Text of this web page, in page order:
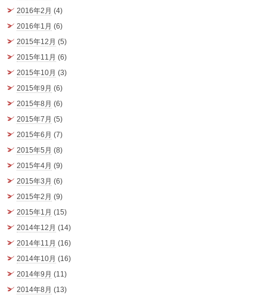
2016年2月 (4)
2016年1月 (6)
2015年12月 (5)
2015年11月 (6)
2015年10月 (3)
2015年9月 (6)
2015年8月 (6)
2015年7月 (5)
2015年6月 (7)
2015年5月 (8)
2015年4月 (9)
2015年3月 (6)
2015年2月 (9)
2015年1月 (15)
2014年12月 (14)
2014年11月 (16)
2014年10月 (16)
2014年9月 (11)
2014年8月 (13)